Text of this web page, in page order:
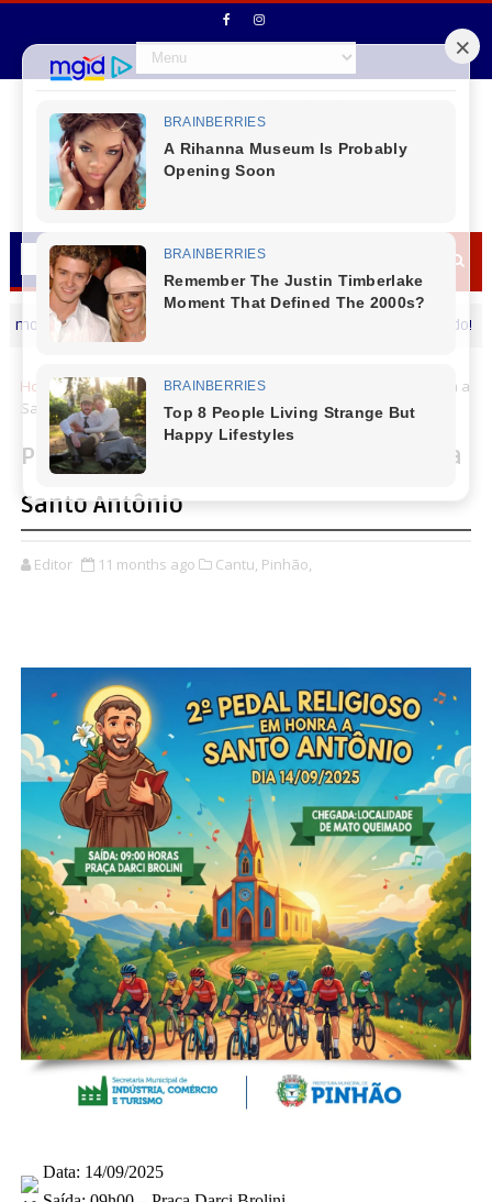
CANTU A cultura de Virmond segue avançando!
Home Cantu Pinhão
Pinhão - 2º Pedal Religioso em Honra a
Santo Antônio
Pinhão - 2º Pedal Religioso em Honra a
Santo Antônio
Editor 11 months ago Cantu, Pinhão,
Data: 14/09/2025